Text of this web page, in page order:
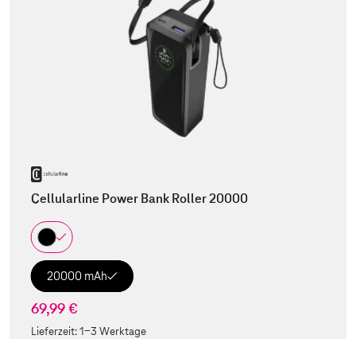
Cellularline Power Bank Roller 20000
20000 mAh
69,99 €
Lieferzeit:1-3 Werktage